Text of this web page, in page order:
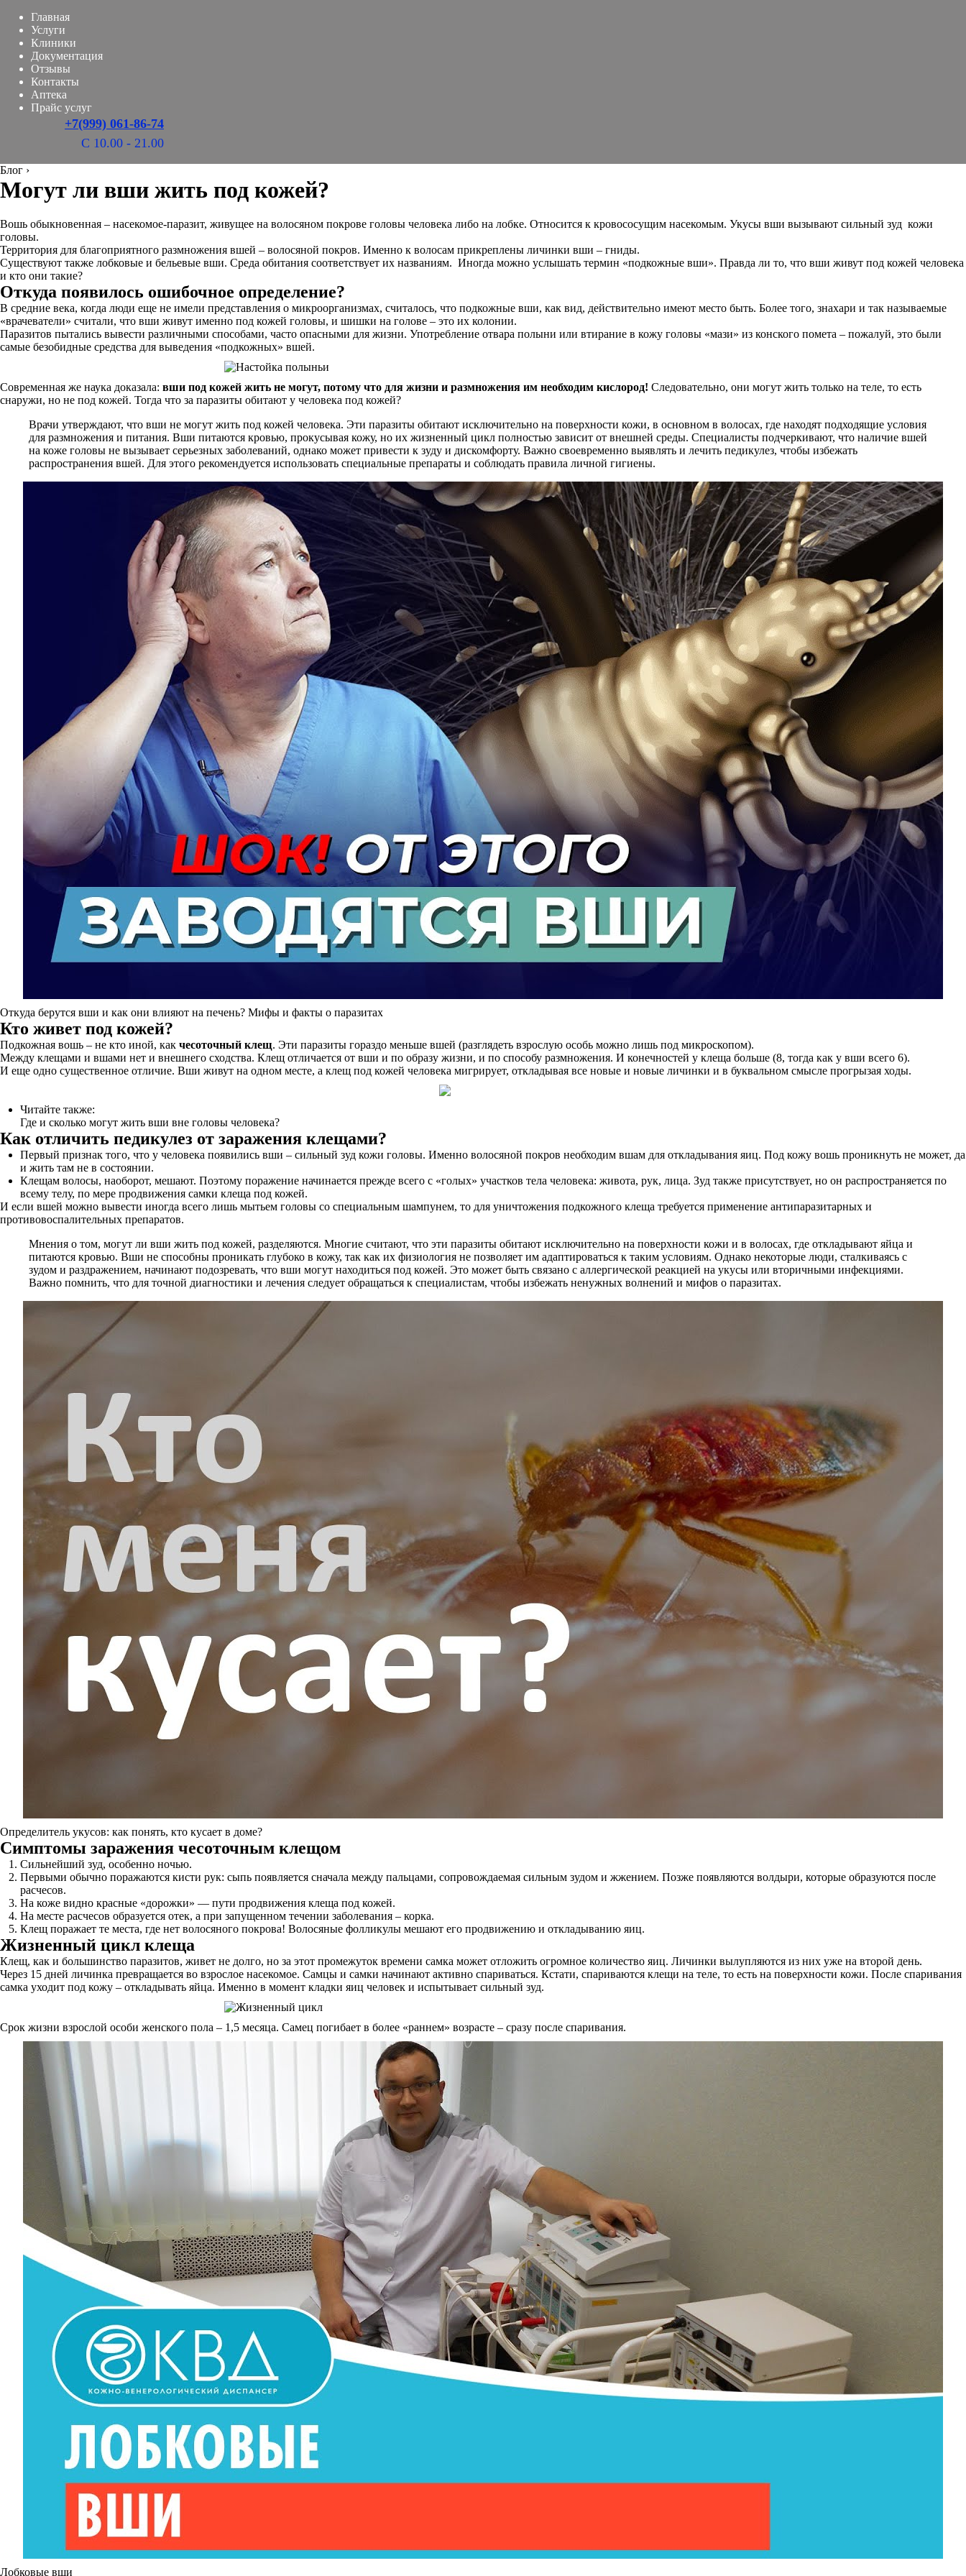
Главная
Услуги
Клиники
Документация
Отзывы
Контакты
Аптека
Прайс услуг
+7(999) 061-86-74
С 10.00 - 21.00
Блог ›
Могут ли вши жить под кожей?
Вошь обыкновенная – насекомое-паразит, живущее на волосяном покрове головы человека либо на лобке. Относится к кровососущим насекомым. Укусы вши вызывают сильный зуд кожи
головы.
Территория для благоприятного размножения вшей – волосяной покров. Именно к волосам прикреплены личинки вши – гниды.
Существуют также лобковые и бельевые вши. Среда обитания соответствует их названиям. Иногда можно услышать термин «подкожные вши». Правда ли то, что вши живут под кожей человека
и кто они такие?
Откуда появилось ошибочное определение?
В средние века, когда люди еще не имели представления о микроорганизмах, считалось, что подкожные вши, как вид, действительно имеют место быть. Более того, знахари и так называемые
«врачеватели» считали, что вши живут именно под кожей головы, и шишки на голове – это их колонии.
Паразитов пытались вывести различными способами, часто опасными для жизни. Употребление отвара полыни или втирание в кожу головы «мази» из конского помета – пожалуй, это были
самые безобидные средства для выведения «подкожных» вшей.
Современная же наука доказала: вши под кожей жить не могут, потому что для жизни и размножения им необходим кислород! Следовательно, они могут жить только на теле, то есть
снаружи, но не под кожей. Тогда что за паразиты обитают у человека под кожей?
Врачи утверждают, что вши не могут жить под кожей человека. Эти паразиты обитают исключительно на поверхности кожи, в основном в волосах, где находят подходящие условия
для размножения и питания. Вши питаются кровью, прокусывая кожу, но их жизненный цикл полностью зависит от внешней среды. Специалисты подчеркивают, что наличие вшей
на коже головы не вызывает серьезных заболеваний, однако может привести к зуду и дискомфорту. Важно своевременно выявлять и лечить педикулез, чтобы избежать
распространения вшей. Для этого рекомендуется использовать специальные препараты и соблюдать правила личной гигиены.
Откуда берутся вши и как они влияют на печень? Мифы и факты о паразитах
Кто живет под кожей?
Подкожная вошь – не кто иной, как чесоточный клещ. Эти паразиты гораздо меньше вшей (разглядеть взрослую особь можно лишь под микроскопом).
Между клещами и вшами нет и внешнего сходства. Клещ отличается от вши и по образу жизни, и по способу размножения. И конечностей у клеща больше (8, тогда как у вши всего 6).
И еще одно существенное отличие. Вши живут на одном месте, а клещ под кожей человека мигрирует, откладывая все новые и новые личинки и в буквальном смысле прогрызая ходы.
Читайте также:
Где и сколько могут жить вши вне головы человека?
Как отличить педикулез от заражения клещами?
Первый признак того, что у человека появились вши – сильный зуд кожи головы. Именно волосяной покров необходим вшам для откладывания яиц. Под кожу вошь проникнуть не может, да
и жить там не в состоянии.
Клещам волосы, наоборот, мешают. Поэтому поражение начинается прежде всего с «голых» участков тела человека: живота, рук, лица. Зуд также присутствует, но он распространяется по
всему телу, по мере продвижения самки клеща под кожей.
И если вшей можно вывести иногда всего лишь мытьем головы со специальным шампунем, то для уничтожения подкожного клеща требуется применение антипаразитарных и
противовоспалительных препаратов.
Мнения о том, могут ли вши жить под кожей, разделяются. Многие считают, что эти паразиты обитают исключительно на поверхности кожи и в волосах, где откладывают яйца и
питаются кровью. Вши не способны проникать глубоко в кожу, так как их физиология не позволяет им адаптироваться к таким условиям. Однако некоторые люди, сталкиваясь с
зудом и раздражением, начинают подозревать, что вши могут находиться под кожей. Это может быть связано с аллергической реакцией на укусы или вторичными инфекциями.
Важно помнить, что для точной диагностики и лечения следует обращаться к специалистам, чтобы избежать ненужных волнений и мифов о паразитах.
Определитель укусов: как понять, кто кусает в доме?
Симптомы заражения чесоточным клещом
Сильнейший зуд, особенно ночью.
Первыми обычно поражаются кисти рук: сыпь появляется сначала между пальцами, сопровождаемая сильным зудом и жжением. Позже появляются волдыри, которые образуются после
расчесов.
На коже видно красные «дорожки» — пути продвижения клеща под кожей.
На месте расчесов образуется отек, а при запущенном течении заболевания – корка.
Клещ поражает те места, где нет волосяного покрова! Волосяные фолликулы мешают его продвижению и откладыванию яиц.
Жизненный цикл клеща
Клещ, как и большинство паразитов, живет не долго, но за этот промежуток времени самка может отложить огромное количество яиц. Личинки вылупляются из них уже на второй день.
Через 15 дней личинка превращается во взрослое насекомое. Самцы и самки начинают активно спариваться. Кстати, спариваются клещи на теле, то есть на поверхности кожи. После спаривания
самка уходит под кожу – откладывать яйца. Именно в момент кладки яиц человек и испытывает сильный зуд.
Срок жизни взрослой особи женского пола – 1,5 месяца. Самец погибает в более «раннем» возрасте – сразу после спаривания.
Лобковые вши